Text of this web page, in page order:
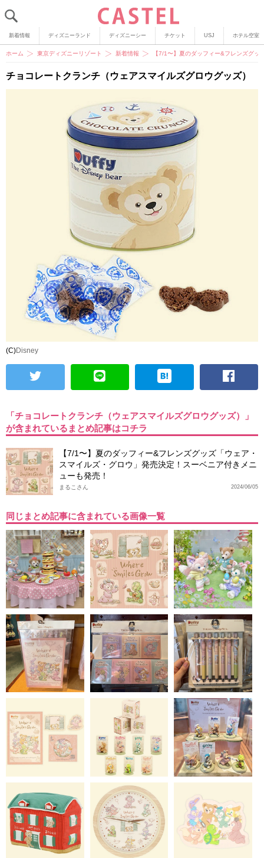
新着情報 ディズニーランド ディズニーシー チケット USJ ホテル空室
ホーム 東京ディズニーリゾート 新着情報 【7/1〜】夏のダッフィー&フレンズグ
チョコレートクランチ（ウェアスマイルズグロウグッズ）
(C)Disney
「チョコレートクランチ（ウェアスマイルズグロウグッズ）」
が含まれているまとめ記事はコチラ
【7/1〜】夏のダッフィー&フレンズグッズ「ウェア・
スマイルズ・グロウ」発売決定！スーベニア付きメニ
ューも発売！
2024/06/05
まるこさん
同じまとめ記事に含まれている画像一覧